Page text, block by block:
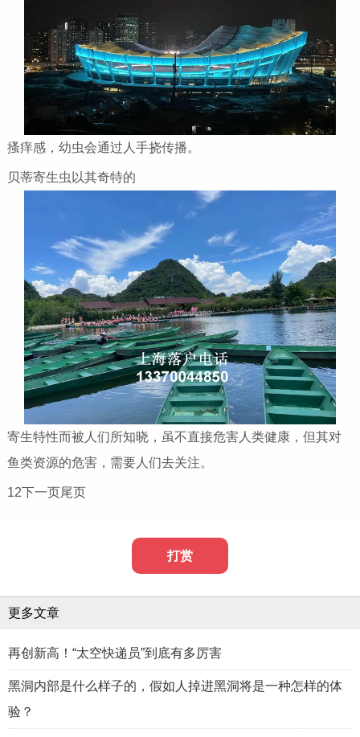
搔痒感，幼虫会通过人手挠传播。
贝蒂寄生虫以其奇特的
寄生特性而被人们所知晓，虽不直接危害人类健康，但其对
鱼类资源的危害，需要人们去关注。
12下一页尾页
打赏
更多文章
再创新高！“太空快递员”到底有多厉害
黑洞内部是什么样子的，假如人掉进黑洞将是一种怎样的体
验？